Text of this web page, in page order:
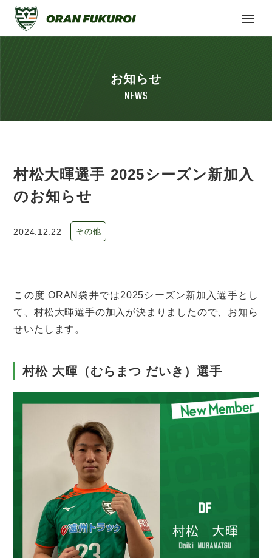
お知らせ
NEWS
村松大暉選手 2025シーズン新加入
のお知らせ
2024.12.22 その他
この度 ORAN袋井では2025シーズン新加入選手とし
て、​​村松大暉選手の加入が決まりましたので、お知ら
せいたします。
村松 大暉（むらまつ だいき）選手